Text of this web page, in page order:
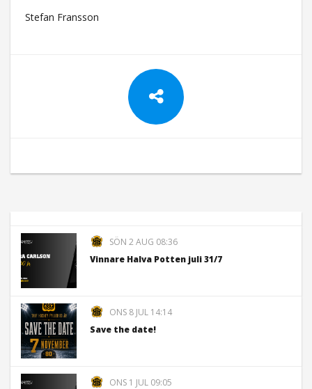
Stefan Fransson
SÖN 2 AUG 08:36
Vinnare Halva Potten juli 31/7
ONS 8 JUL 14:14
Save the date!
ONS 1 JUL 09:05